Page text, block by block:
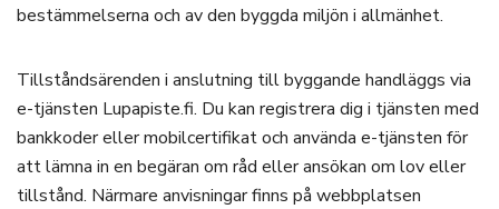
bestämmelserna och av den byggda miljön i allmänhet.
Tillståndsärenden i anslutning till byggande handläggs via
e-tjänsten Lupapiste.fi. Du kan registrera dig i tjänsten med
bankkoder eller mobilcertifikat och använda e-tjänsten för
att lämna in en begäran om råd eller ansökan om lov eller
tillstånd. Närmare anvisningar finns på webbplatsen